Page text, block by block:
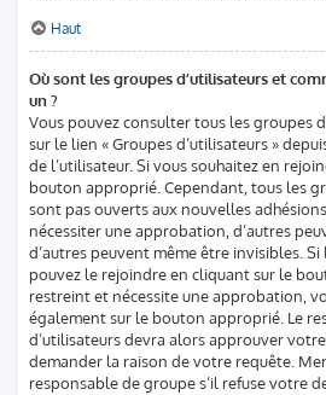
Haut
Où sont les groupes d’utilisateurs et
un ?
Vous pouvez consulter tous les groupes
sur le lien « Groupes d’utilisateurs »
de l’utilisateur. Si vous souhaitez en
bouton approprié. Cependant, tous les
sont pas ouverts aux nouvelles
nécessiter une approbation, d’autres
d’autres peuvent même être invisibles.
pouvez le rejoindre en cliquant sur le
restreint et nécessite une approbation,
également sur le bouton approprié. Le
d’utilisateurs devra alors approuver
demander la raison de votre requête.
responsable de groupe s’il refuse votre